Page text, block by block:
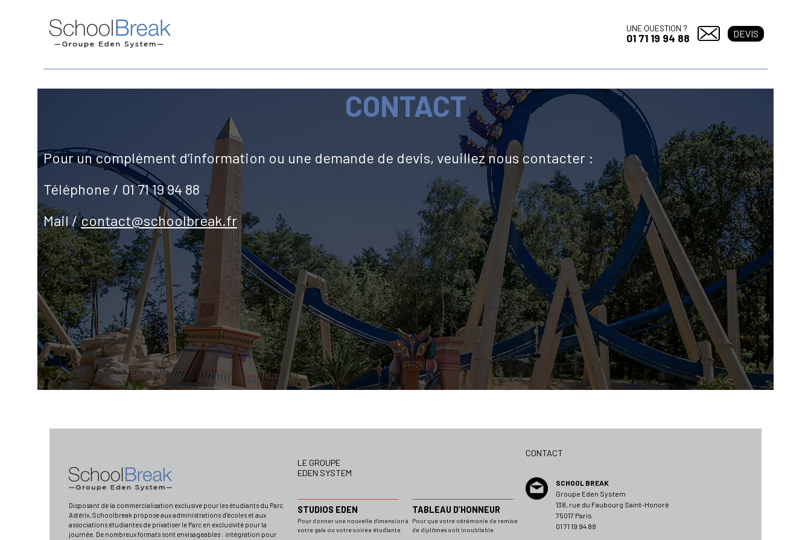
UNE QUESTION ?
01 71 19 94 88 DEVIS
CONTACT
Pour un complément d’information ou une demande de devis, veuillez nous contacter :
Téléphone / 01 71 19 94 88
Mail /contact@schoolbreak.fr
Disposant de la commercialisation exclusive pour les étudiants du Parc
Astérix, Schoolbreak propose aux administrations d’écoles et aux
associations étudiantes de privatiser le Parc en exclusivité pour la
journée. De nombreux formats sont envisageables : intégration pour
LE GROUPE
EDEN SYSTEM
STUDIOS EDEN
Pour donner une nouvelle dimension à
votre gala ou votre soirée étudiante
TABLEAU D’HONNEUR
Pour que votre cérémonie de remise
de diplômes soit inoubliable
CONTACT
SCHOOL BREAK
Groupe Eden System
138, rue du Faubourg Saint-Honoré
75017 Paris
01 71 19 94 88